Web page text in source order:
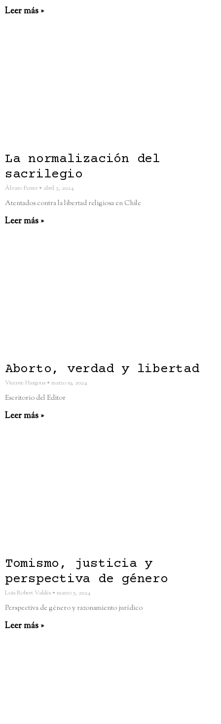
Leer más »
La normalización del
sacrilegio
Álvaro Ferrer abril 3, 2024
Atentados contra la libertad religiosa en Chile
Leer más »
Aborto, verdad y libertad
Vicente Hargous marzo 19, 2024
Escritorio del Editor
Leer más »
Tomismo, justicia y
perspectiva de género
Luis Robert Valdés marzo 5, 2024
Perspectiva de género y razonamiento jurídico
Leer más »